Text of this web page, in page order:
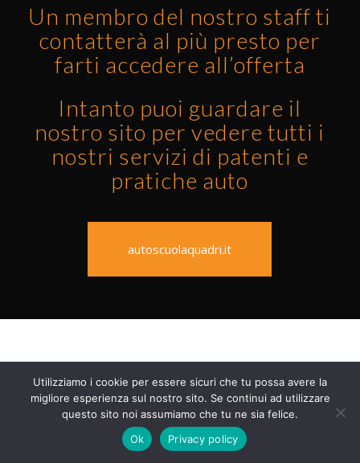
Un membro del nostro staff ti
contatterà al più presto per
farti accedere all’offerta
Intanto puoi guardare il
nostro sito per vedere tutti i
nostri servizi di patenti e
pratiche auto
autoscuolaquadri.it
Utilizziamo i cookie per essere sicuri che tu possa avere la
migliore esperienza sul nostro sito. Se continui ad utilizzare
questo sito noi assumiamo che tu ne sia felice.
Ok
Privacy policy